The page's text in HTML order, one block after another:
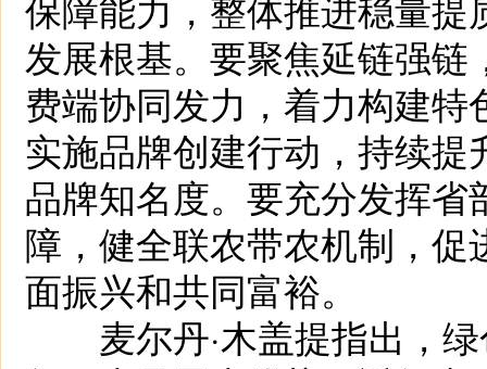
发展根基。要聚焦延链强
费端协同发力，着力构建
实施品牌创建行动，持续提
品牌知名度。要充分发挥
障，健全联农带农机制，
面振兴和共同富裕。
麦尔丹·木盖提指出，绿